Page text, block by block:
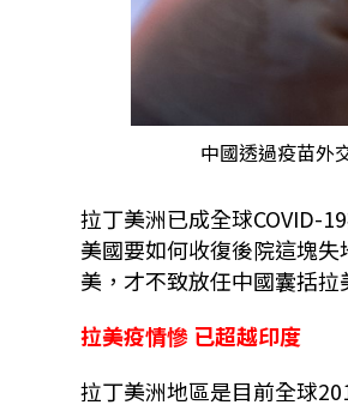
中國透過疫苗外
拉丁美洲已成全球COVID-
美國要如何收復後院這塊
美，才不致放任中國囊括拉
拉美疫情慘 已超越印度
拉丁美洲地區是目前全球